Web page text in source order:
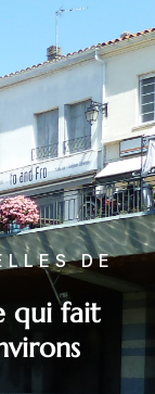
DE
qui fait